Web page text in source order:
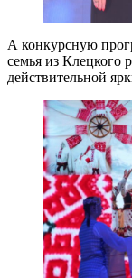
А конкурсную
семья из Клецкого
действительной